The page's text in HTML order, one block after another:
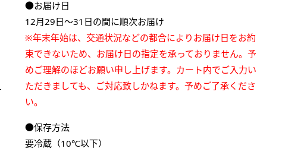
●お届け日
12月29日～31日の間に順次お届け
※年末年始は、交通状況などの都合によりお届け日をお約
束できないため、お届け日の指定を承っておりません。 予
めご理解のほどお願い申し上げます。カート内でご入力い
ただきましても、ご対応致しかねます。予めご了承くださ
い。
●保存方法
要冷蔵（10℃以下）